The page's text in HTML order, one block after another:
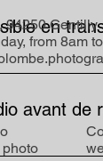
en
à 5
avant de
94250 Gentilly
from 8am